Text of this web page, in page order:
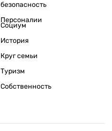
безопасность
Персоналии
Социум
История
Круг семьи
Туризм
Собственность